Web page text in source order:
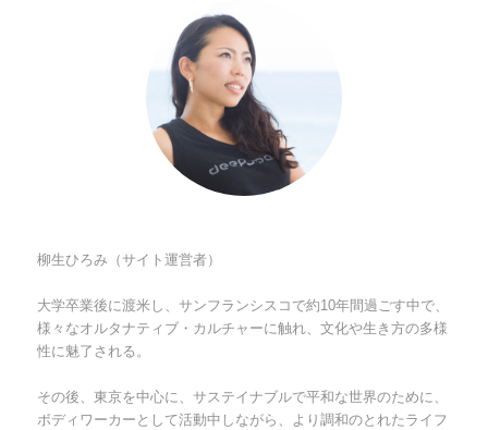
柳生ひろみ（サイト運営者）
大学卒業後に渡米し、サンフランシスコで約10年間過ごす中で、
様々なオルタナティブ・カルチャーに触れ、文化や生き方の多様
性に魅了される。
その後、東京を中心に、サステイナブルで平和な世界のために、
ボディワーカーとして活動中しながら、より調和のとれたライフ